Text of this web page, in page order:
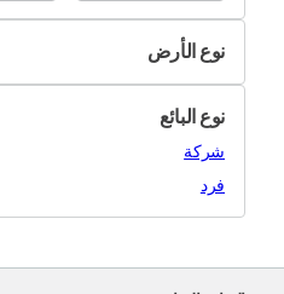
نوع الأرض
زراعي
صناعي
سكني
نوع البائع
شركة
فرد